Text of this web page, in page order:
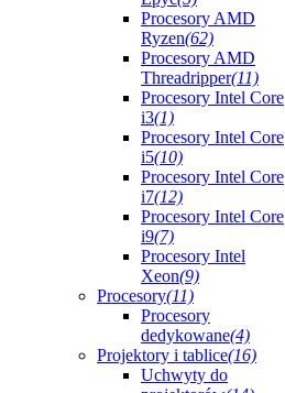
Procesory AMD
Ryzen(62)
Procesory AMD
Threadripper(11)
Procesory Intel Core
i3(1)
Procesory Intel Core
i5(10)
Procesory Intel Core
i7(12)
Procesory Intel Core
i9(7)
Procesory Intel
Xeon(9)
Procesory(11)
Procesory
dedykowane(4)
Projektory i tablice(16)
Uchwyty do